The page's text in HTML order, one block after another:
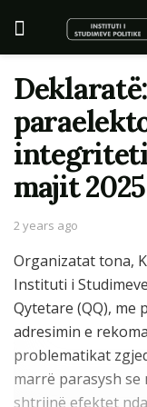
majit 2025
2 years ago
Organizatat tona,
Instituti i
Qytetare (QQ), me
adresimin e
problematikat
marrë parasysh se
shtrijnë efektet